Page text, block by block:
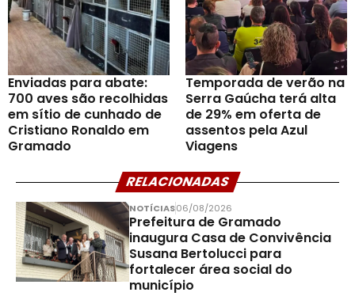
Enviadas para abate:
700 aves são recolhidas
em sítio de cunhado de
Cristiano Ronaldo em
Gramado
Temporada de verão na
Serra Gaúcha terá alta
de 29% em oferta de
assentos pela Azul
Viagens
RELACIONADAS
NOTÍCIAS06/08/2026
Prefeitura de Gramado
inaugura Casa de Convivência
Susana Bertolucci para
fortalecer área social do
município